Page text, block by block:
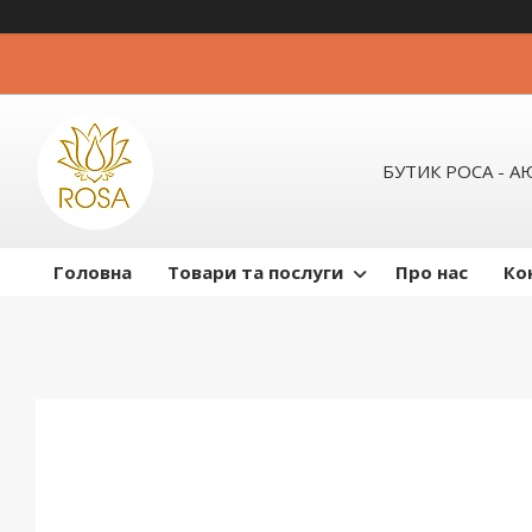
БУТИК РОСА -
Головна Товари та послуги Про нас